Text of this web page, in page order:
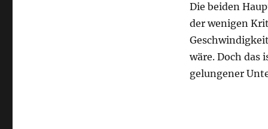
Die beiden
der wenigen
wäre. Doch das
gelungener